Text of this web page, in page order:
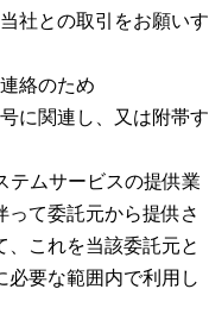
社との取引をお願いす
絡のため
に関連し、又は附帯す
テムサービスの提供業
って委託元から提供さ
、これを当該委託元と
必要な範囲内で利用し